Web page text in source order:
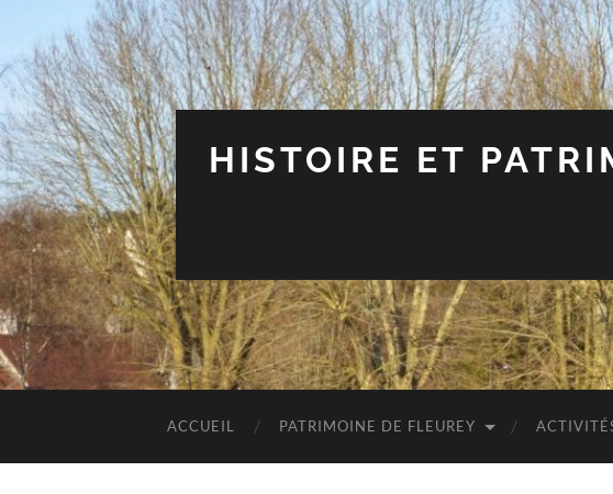
HISTOIRE ET
ACCUEIL PATRIMOINE DE FLEUREY